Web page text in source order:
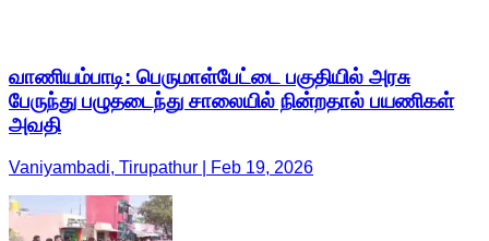
வாணியம்பாடி: பெருமாள்பேட்டை பகுதியில் அரசு
பேருந்து பழுதடைந்து சாலையில் நின்றதால் பயணிகள்
அவதி
Vaniyambadi, Tirupathur | Feb 19, 2026